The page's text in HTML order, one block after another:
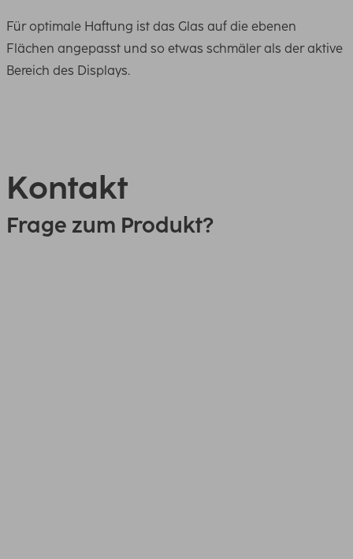
Für optimale Haftung ist das Glas auf die ebenen
Flächen angepasst und so etwas schmäler als der aktive
Bereich des Displays.
Kontakt
Frage zum Produkt?